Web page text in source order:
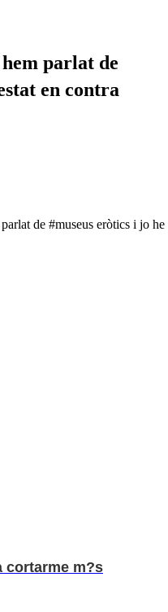
parlat de
en contra
de #museus eròtics i jo he
cortarme m?s